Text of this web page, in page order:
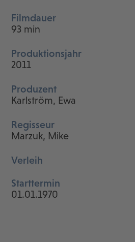
Filmdauer
93 min
Produktionsjahr
2011
Produzent
Karlström, Ewa
Regisseur
Marzuk, Mike
Verleih
Starttermin
01.01.1970